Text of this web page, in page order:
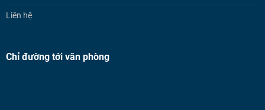
Liên hệ
Chỉ đường tới văn phòng